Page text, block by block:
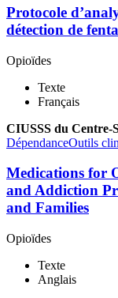
Protocole
détection de
Opioïdes
Texte
Français
CIUSSS du Centre-
DépendanceOutils
Medications for
and Addiction
and Families
Opioïdes
Texte
Anglais